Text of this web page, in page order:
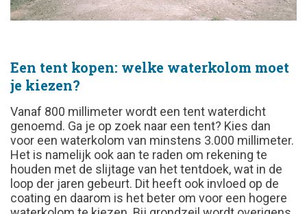
Een tent kopen: welke waterkolom moet
je kiezen?
Vanaf 800 millimeter wordt een tent waterdicht
genoemd. Ga je op zoek naar een tent? Kies dan
voor een waterkolom van minstens 3.000 millimeter.
Het is namelijk ook aan te raden om rekening te
houden met de slijtage van het tentdoek, wat in de
loop der jaren gebeurt. Dit heeft ook invloed op de
coating en daarom is het beter om voor een hogere